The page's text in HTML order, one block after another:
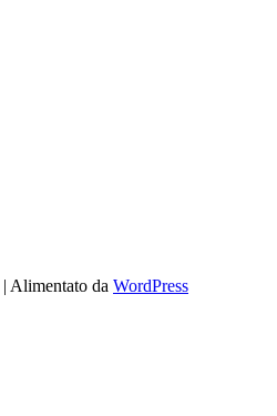
| Alimentato da WordPress